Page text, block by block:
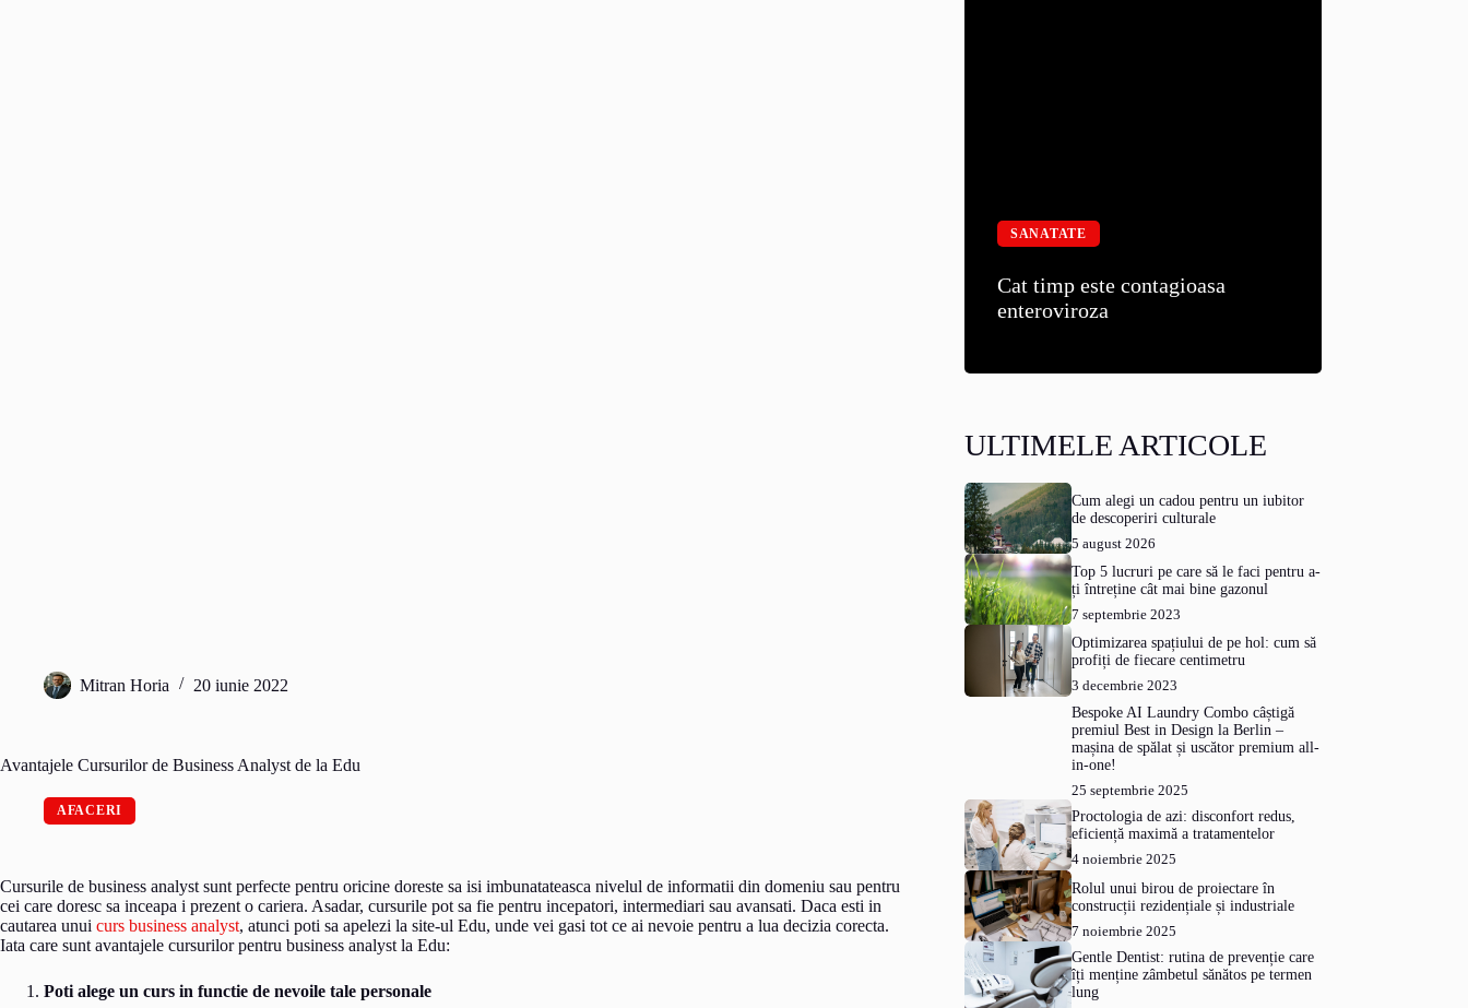
Mitran Horia 20 iunie 2022
Avantajele Cursurilor de Business Analyst de la Edu
AFACERI
Cursurile de business analyst sunt perfecte pentru oricine doreste sa isi imbunatateasca nivelul de informatii din domeniu sau pentru
cei care doresc sa inceapa i prezent o cariera. Asadar, cursurile pot sa fie pentru incepatori, intermediari sau avansati. Daca esti in
cautarea unui curs business analyst, atunci poti sa apelezi la site-ul Edu, unde vei gasi tot ce ai nevoie pentru a lua decizia corecta.
Iata care sunt avantajele cursurilor pentru business analyst la Edu:
Poti alege un curs in functie de nevoile tale personale
SANATATE
Cat timp este contagioasa
enteroviroza
ULTIMELE ARTICOLE
Cum alegi un cadou pentru un iubitor
de descoperiri culturale
5 august 2026
Top 5 lucruri pe care să le faci pentru a-
ți întreține cât mai bine gazonul
7 septembrie 2023
Optimizarea spațiului de pe hol: cum să
profiți de fiecare centimetru
3 decembrie 2023
Bespoke AI Laundry Combo câștigă
premiul Best in Design la Berlin –
mașina de spălat și uscător premium all-
in-one!
25 septembrie 2025
Proctologia de azi: disconfort redus,
eficiență maximă a tratamentelor
4 noiembrie 2025
Rolul unui birou de proiectare în
construcții rezidențiale și industriale
7 noiembrie 2025
Gentle Dentist: rutina de prevenție care
îți menține zâmbetul sănătos pe termen
lung